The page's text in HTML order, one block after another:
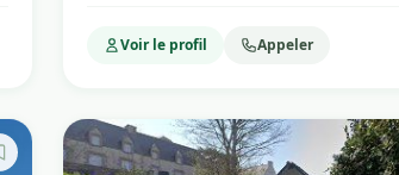
Voir le profil Appeler